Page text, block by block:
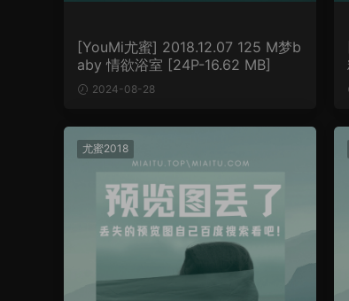
[YouMi尤蜜] 2018.12.07 125 M梦b
aby 情欲浴室 [24P-16.62 MB]
2024-08-28
尤蜜2018